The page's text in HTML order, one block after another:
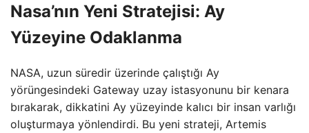
Nasa’nın Yeni Stratejisi: Ay
Yüzeyine Odaklanma
NASA, uzun süredir üzerinde çalıştığı Ay
yörüngesindeki Gateway uzay istasyonunu bir kenara
bırakarak, dikkatini Ay yüzeyinde kalıcı bir insan varlığı
oluşturmaya yönlendirdi. Bu yeni strateji, Artemis